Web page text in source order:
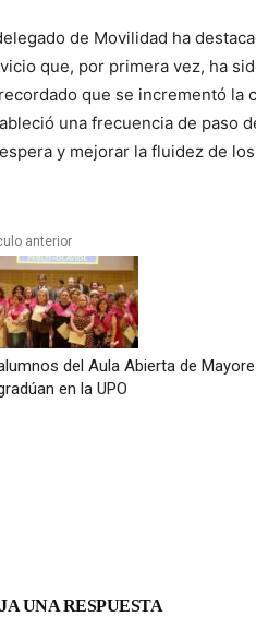
de Movilidad ha
que, por primera vez, ha
que se incrementó la
una frecuencia de paso
y mejorar la fluidez de
anterior
del Aula Abierta de
en la UPO
UNA RESPUESTA